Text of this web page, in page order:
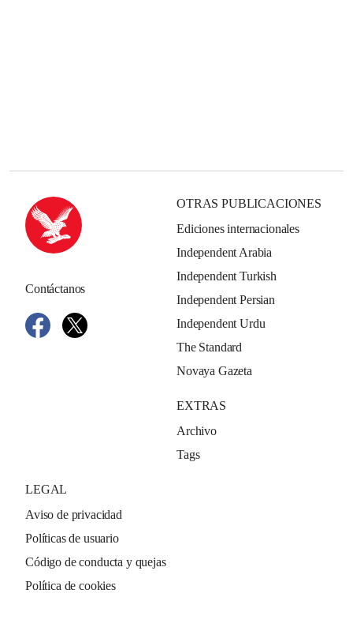
Contáctanos
OTRAS PUBLICACIONES
Ediciones internacionales
Independent Arabia
Independent Turkish
Independent Persian
Independent Urdu
The Standard
Novaya Gazeta
EXTRAS
Archivo
Tags
LEGAL
Aviso de privacidad
Políticas de usuario
Código de conducta y quejas
Política de cookies